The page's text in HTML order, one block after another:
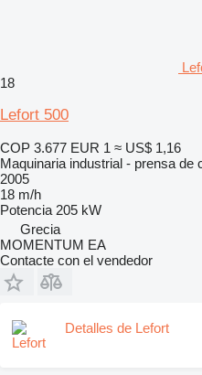
18
Lefort 500
COP 3.677 EUR 1 ≈ US$ 1,16
Maquinaria industrial - prensa de
2005
18 m/h
Potencia 205 kW
Grecia
MOMENTUM EA
Contacte con el vendedor
Detalles de Lefort